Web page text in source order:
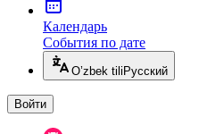
Календарь
События по дате
O’zbek tili Русский
Войти